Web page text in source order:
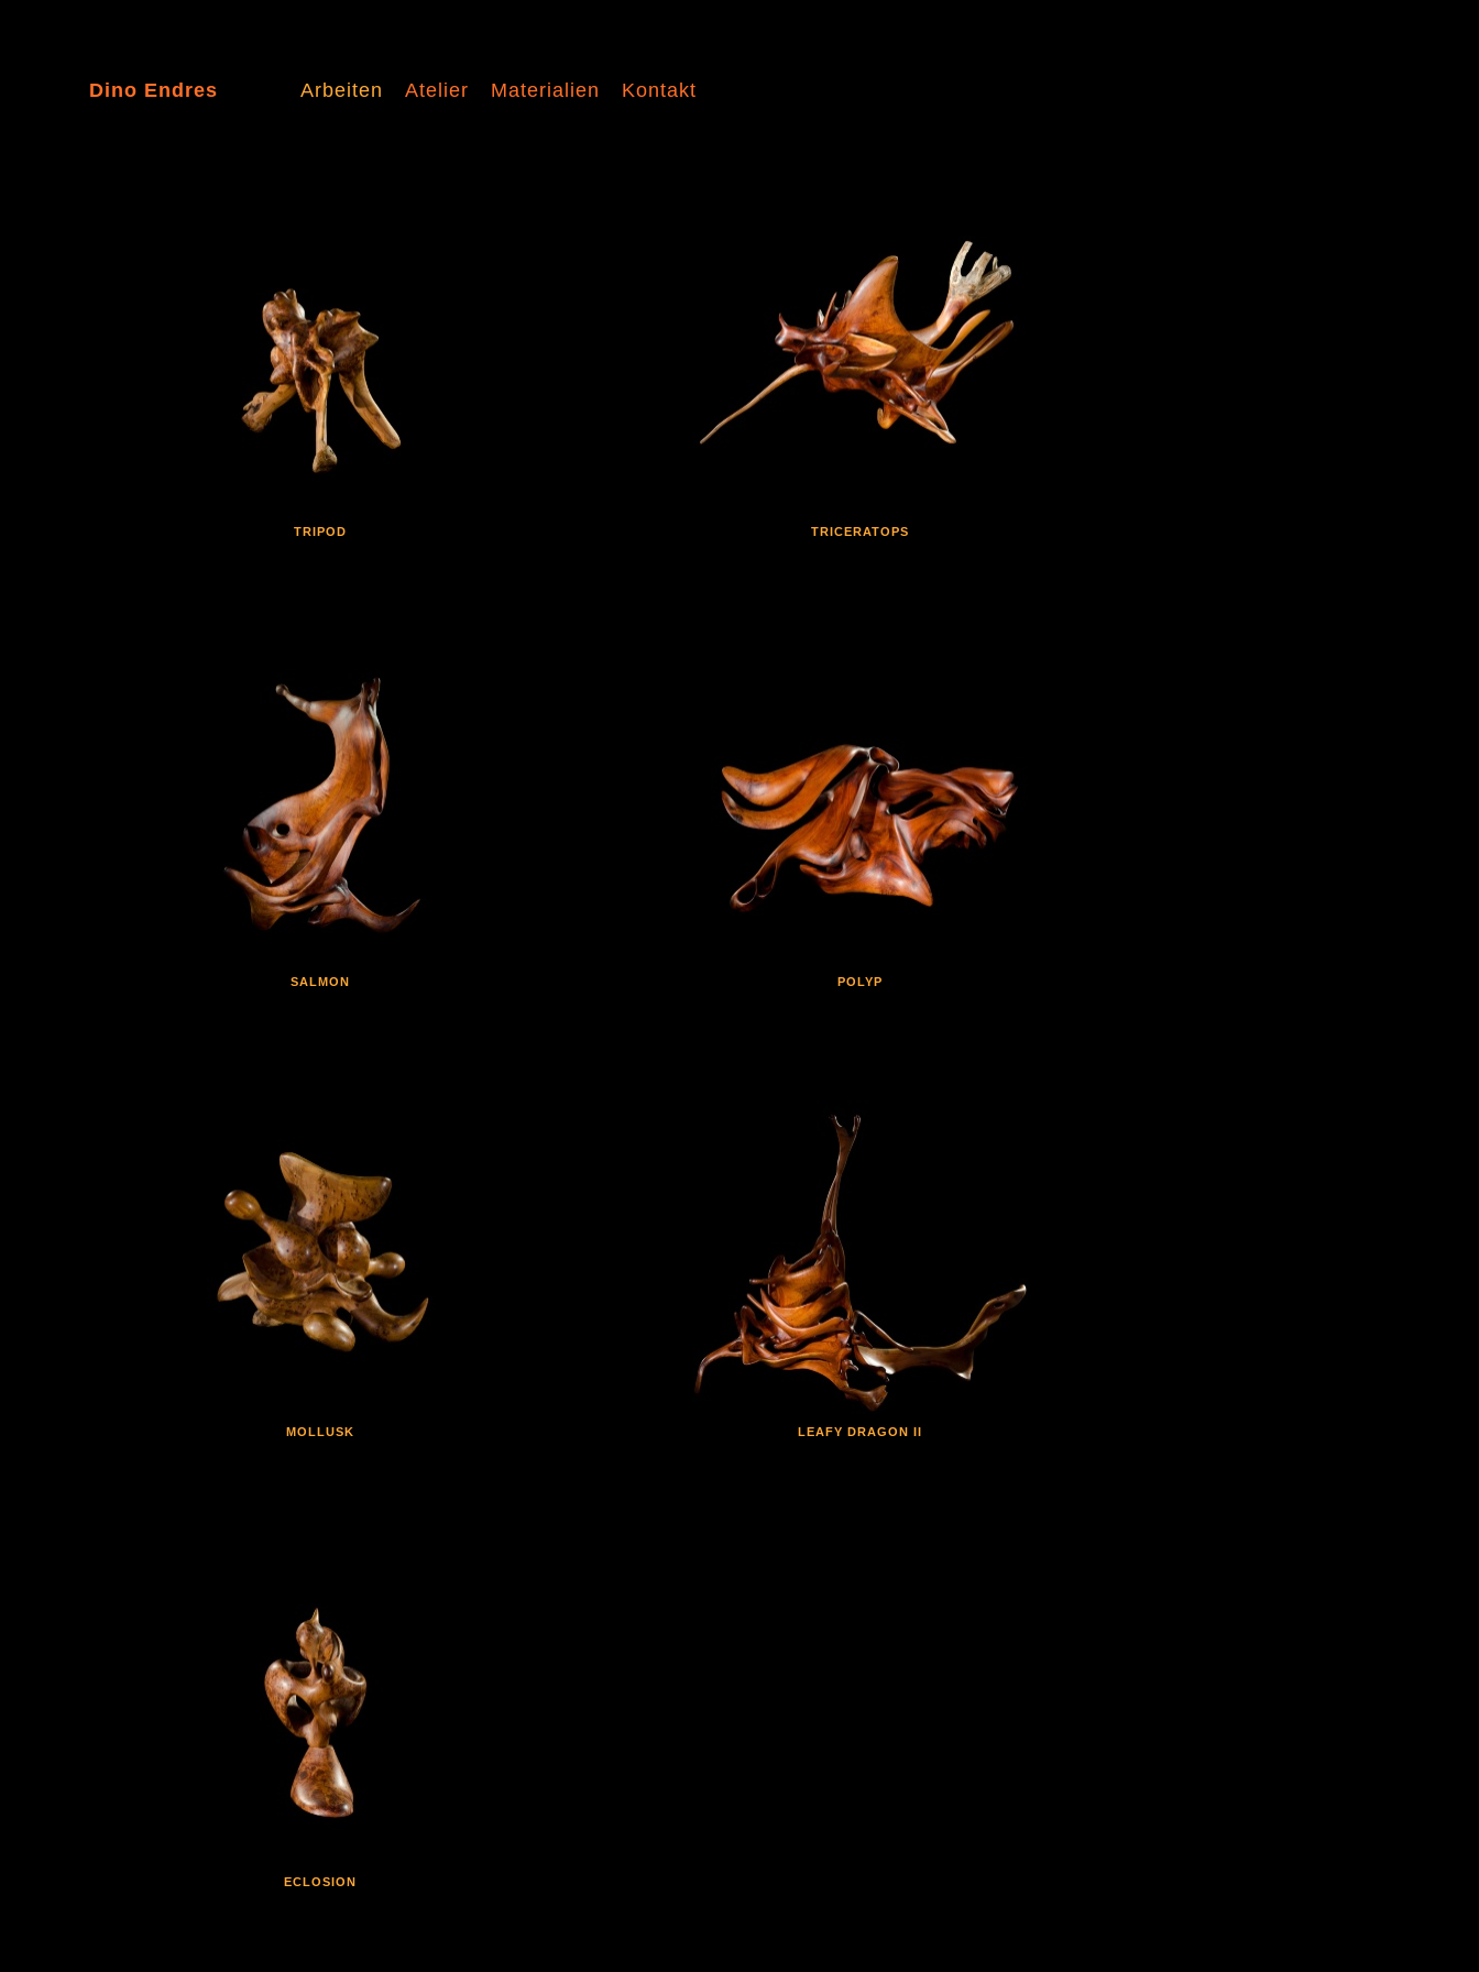
Dino Endres Arbeiten Atelier Materialien Kontakt
TRIPOD TRICERATOPS
SALMON POLYP
MOLLUSK LEAFY DRAGON II
ECLOSION